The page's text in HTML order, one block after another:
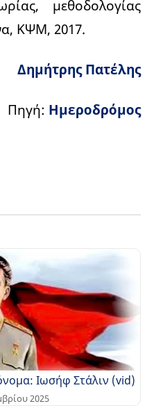
μεθοδολογίας
ΚΨΜ, 2017.
Δημήτρης Πατέλης
Πηγή: Ημεροδρόμος
Ιωσήφ Στάλιν (vid)
2025